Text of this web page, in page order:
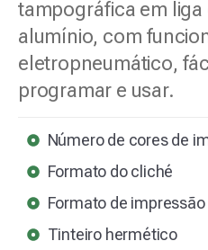
tampográfica em liga
alumínio, com
eletropneumático,
programar e usar.
Número de cores de
Formato do cliché
Formato de impressão
Tinteiro hermético